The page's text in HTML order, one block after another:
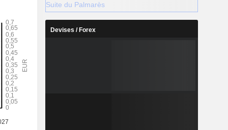
Suite du Palmarès
Devises / Forex